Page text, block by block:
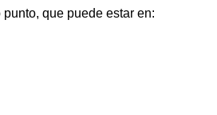
que puede estar en: